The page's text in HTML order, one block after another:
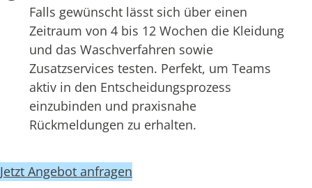
Falls gewünscht lässt sich über einen
Zeitraum von 4 bis 12 Wochen die Kleidung
und das Waschverfahren sowie
Zusatzservices testen. Perfekt, um Teams
aktiv in den Entscheidungsprozess
einzubinden und praxisnahe
Rückmeldungen zu erhalten.
Jetzt Angebot anfragen